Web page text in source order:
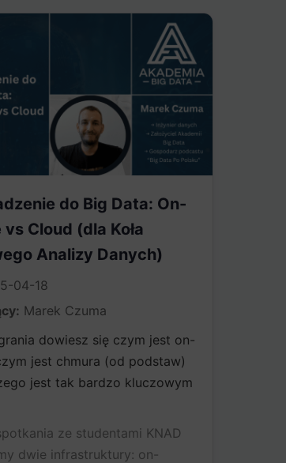
do Big Data: On-
vs Cloud (dla Koła
Analizy Danych)​
04-18
Marek Czuma
dowiesz się czym jest on-
jest chmura (od podstaw)
jest tak bardzo kluczowym
ze studentami KNAD
dwie infrastruktury: on-